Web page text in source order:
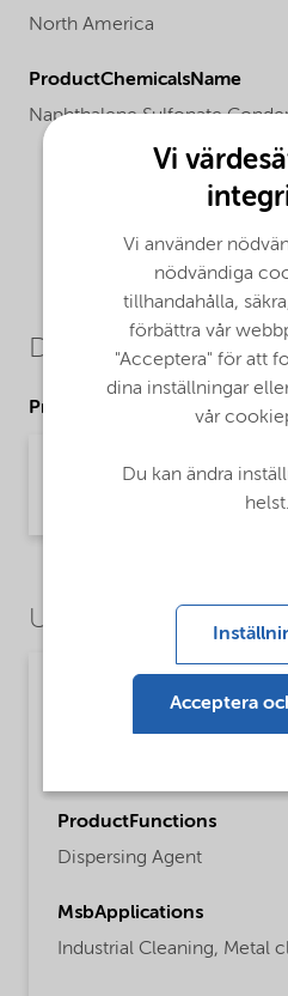
North America
ProductChemicalsName
Naphthalene Sulfonate
Downloads
Product Data Sheets
PDS Petro D-425 Powder
Product Data Sheet | application/pdf (46,4
Use Cases
MsbLongDescription
ProductFunctions
Dispersing Agent
MsbApplications
Industrial Cleaning, Metal
Vi
Vi använder
nödvändiga
tillhandahålla,
förbättra vår
"Acceptera" för att
dina inställningar
vår
Du kan ändra
helst.
Acceptera